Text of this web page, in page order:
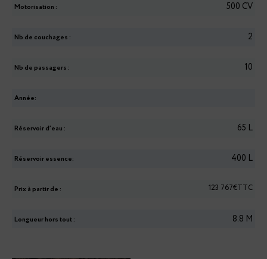
Motorisation : 500 CV
Nb de couchages : 2
Nb de passagers : 10
Année:
Réservoir d’eau : 65 L
Réservoir essence: 400 L
Prix à partir de : 123 767€TTC
Longueur hors tout : 8.8 M